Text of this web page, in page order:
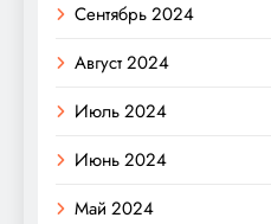
Сентябрь 2024
Август 2024
Июль 2024
Июнь 2024
Май 2024